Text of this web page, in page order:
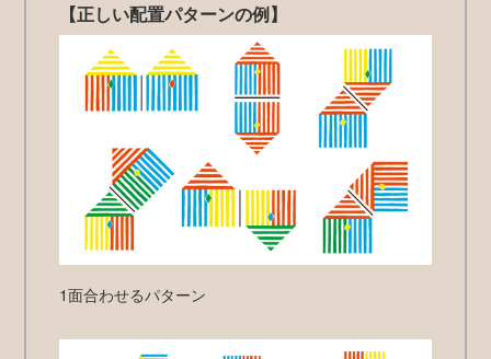
【正しい配置パターンの例】
1面合わせるパターン